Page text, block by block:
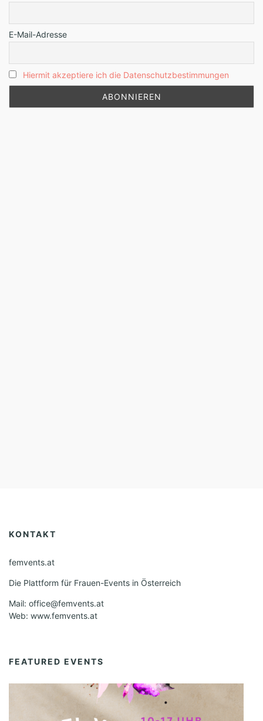
E-Mail-Adresse
Hiermit akzeptiere ich die Datenschutzbestimmungen
KONTAKT
femvents.at
Die Plattform für Frauen-Events in Österreich
Mail: office@femvents.at
Web: www.femvents.at
FEATURED EVENTS